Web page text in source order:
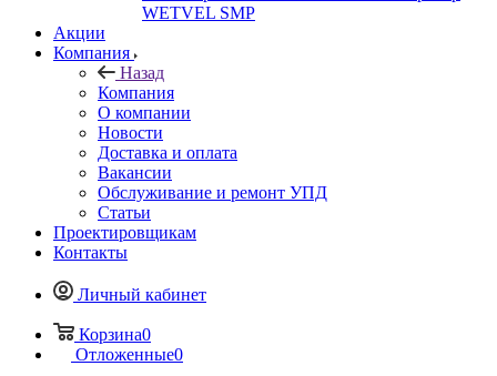
WETVEL SMP
Акции
Компания
Назад
Компания
О компании
Новости
Доставка и оплата
Вакансии
Обслуживание и ремонт УПД
Статьи
Проектировщикам
Контакты
Личный кабинет
Корзина0
Отложенные0